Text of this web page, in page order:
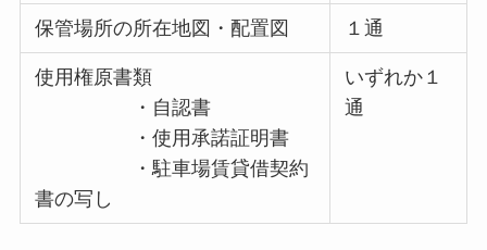
保管場所の所在地図・配置図 １通
使用権原書類
・自認書
・使用承諾証明書
・駐車場賃貸借契約
書の写し
いずれか１
通